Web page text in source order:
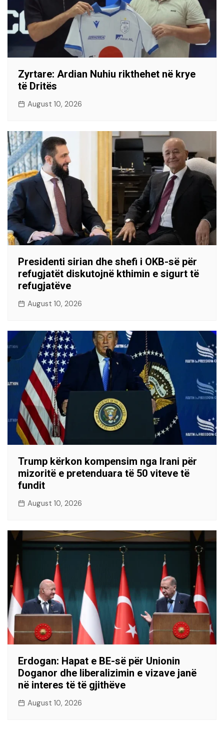
Zyrtare: Ardian Nuhiu rikthehet në krye
të Dritës
August 10, 2026
Presidenti sirian dhe shefi i OKB-së për
refugjatët diskutojnë kthimin e sigurt të
refugjatëve
August 10, 2026
Trump kërkon kompensim nga Irani për
mizoritë e pretenduara të 50 viteve të
fundit
August 10, 2026
Erdogan: Hapat e BE-së për Unionin
Doganor dhe liberalizimin e vizave janë
në interes të të gjithëve
August 10, 2026